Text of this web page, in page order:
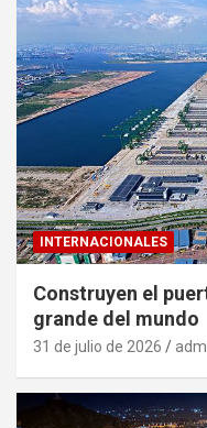
INTERNACIONALES
Construyen el
grande del mundo
31 de julio de 2026